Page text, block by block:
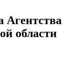
Агентства
области